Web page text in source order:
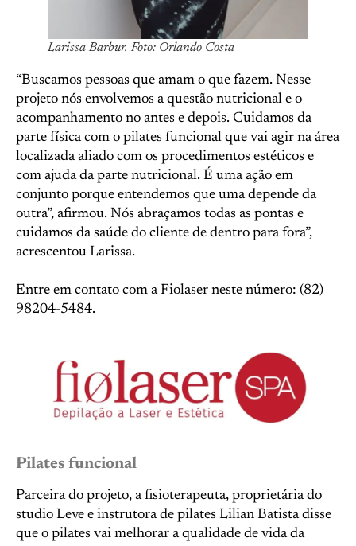
Larissa Barbur. Foto: Orlando Costa
“Buscamos pessoas que amam o que fazem. Nesse
projeto nós envolvemos a questão nutricional e o
acompanhamento no antes e depois. Cuidamos da
parte física com o pilates funcional que vai agir na área
localizada aliado com os procedimentos estéticos e
com ajuda da parte nutricional. É uma ação em
conjunto porque entendemos que uma depende da
outra”, afirmou. Nós abraçamos todas as pontas e
cuidamos da saúde do cliente de dentro para fora”,
acrescentou Larissa.
Entre em contato com a Fiolaser neste número: (82)
98204-5484.
Pilates funcional
Parceira do projeto, a fisioterapeuta, proprietária do
studio Leve e instrutora de pilates Lilian Batista disse
que o pilates vai melhorar a qualidade de vida da